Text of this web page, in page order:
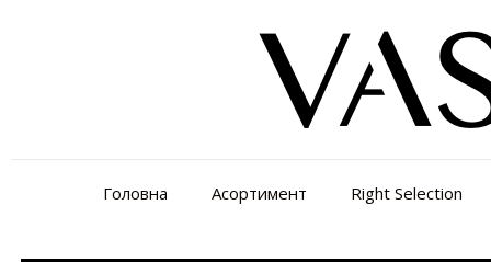
Головна Асортимент Right Selection